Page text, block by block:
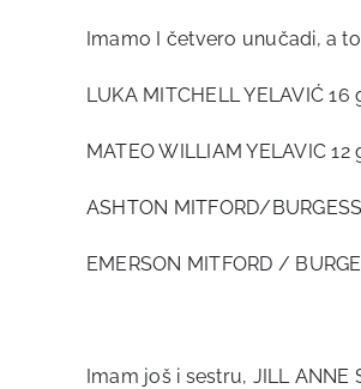
Imamo I četvero unučadi, a
LUKA MITCHELL YELAVIĆ 16
MATEO WILLIAM YELAVIC 12
ASHTON MITFORD/
EMERSON MITFORD /
Imam još i sestru, JILL